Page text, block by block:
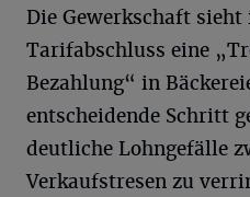
Die Gewerkschaft sieht
Tarifabschluss eine
Bezahlung“ in
entscheidende Schritt
deutliche Lohngefälle
Verkaufstresen zu